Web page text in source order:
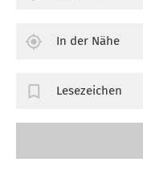
In der Nähe
Lesezeichen